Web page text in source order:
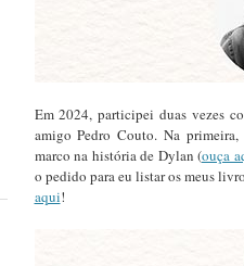
Em 2024, participei duas vezes
amigo Pedro Couto. Na
marco na história de Dylan (ouça
o pedido para eu listar os meus
aqui!